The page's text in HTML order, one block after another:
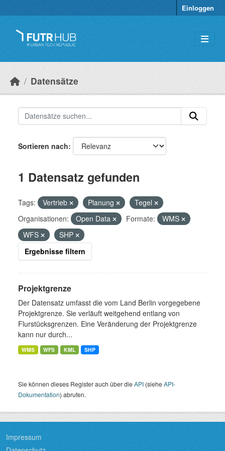
Einloggen
Datensätze
Sortieren nach
1 Datensatz gefunden
Tags: Vertrieb Planung
Tegel
Organisationen:
Open Data Formate:
WMS
WFS
SHP
Ergebnisse filtern
Projektgrenze
Der Datensatz umfasst die vom Land Berlin vorgegebene
Projektgrenze. Sie verläuft weitgehend entlang von
Flurstücksgrenzen. Eine Veränderung der Projektgrenze
kann nur durch...
WMS WFS KML SHP
Sie können dieses Register auch über dieAPI (sieheAPI-
Dokumentation) abrufen.
Impressum